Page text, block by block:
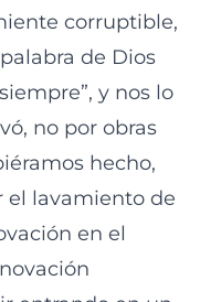
corruptible,
de Dios
y nos lo
no por obras
hecho,
el lavamiento de
en el